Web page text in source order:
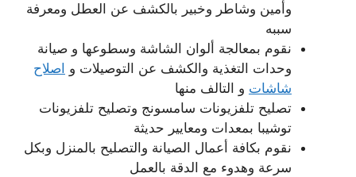
وأمين وشاطر وخبير بالكشف عن العطل ومعرفة
سببه
نقوم بمعالجة ألوان الشاشة وسطوعها و صيانة
وحدات التغذية والكشف عن التوصيلات و اصلاح
شاشات و التالف منها
تصليح تلفزيونات سامسونج وتصليح تلفزيونات
توشيبا بمعدات ومعايير حديثة
نقوم بكافة أعمال الصيانة والتصليح بالمنزل وبكل
سرعة وهدوء مع الدقة بالعمل